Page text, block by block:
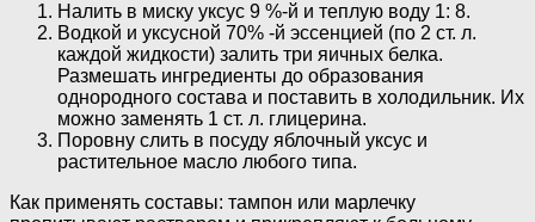
Налить в миску уксус 9 %-й и теплую воду 1: 8.
Водкой и уксусной 70% -й эссенцией (по 2 ст. л.
каждой жидкости) залить три яичных белка.
Размешать ингредиенты до образования
однородного состава и поставить в холодильник. Их
можно заменять 1 ст. л. глицерина.
Поровну слить в посуду яблочный уксус и
растительное масло любого типа.
Как применять составы: тампон или марлечку